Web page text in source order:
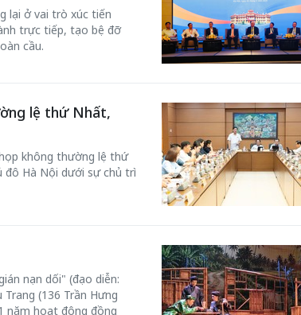
lại ở vai trò xúc tiến
trực tiếp, tạo bệ đỡ
cầu.
lệ thứ Nhất,
không thường lệ thứ
đô Hà Nội dưới sự chủ trì
nạn dối" (đạo diễn:
(136 Trần Hưng
năm hoạt động đồng